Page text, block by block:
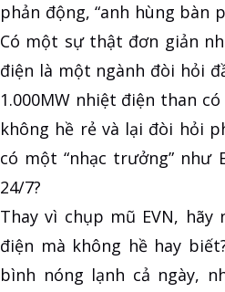
phản động, “anh hùng bàn
Có một sự thật đơn giản
điện là một ngành đòi hỏi
1.000MW nhiệt điện than
không hề rẻ và lại đòi hỏi
có một “nhạc trưởng” như
24/7?
Thay vì chụp mũ EVN,
điện mà không hề hay
bình nóng lạnh cả ngày,